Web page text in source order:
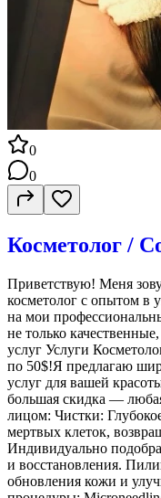
0
0
Косметолог /
Приветствую! Меня
косметолог с опытом в
на мои
не только
услуг Услуги
по 50$!Я предлагаю
услуг для вашей
большая скидка —
лицом: Чистки:
мертвых клеток,
Индивидуально
и восстановления.
обновления кожи и